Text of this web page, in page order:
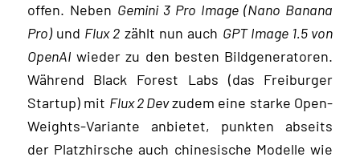
offen. Neben Gemini 3 Pro Image (Nano Banana
Pro)und Flux 2 zählt nun auch GPT Image 1.5 von
OpenAI wieder zu den besten Bildgeneratoren.
Während Black Forest Labs (das Freiburger
Startup) mit Flux 2 Devzudem eine starke Open-
Weights-Variante anbietet, punkten abseits
der Platzhirsche auch chinesische Modelle wie